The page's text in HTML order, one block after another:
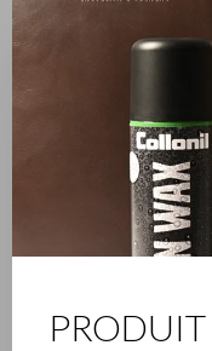
RFID Wallet Case
Trier par: